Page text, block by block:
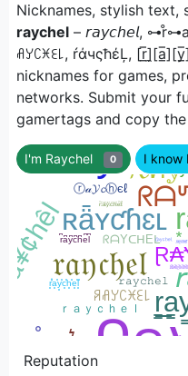
Nicknames, stylish
raychel – 𝘳𝘢𝘺𝘤𝘩𝘦𝘭,
ꋬꌦꉔꁝꏂ꒒, ŕάчςħέĻ,
nicknames for games,
networks. Submit your
gamertags and copy
I'm Raychel 0 I know
Reputation